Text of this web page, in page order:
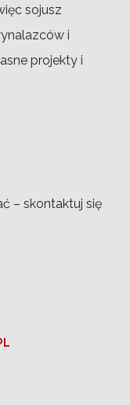
sojusz
i
projekty i
– skontaktuj się